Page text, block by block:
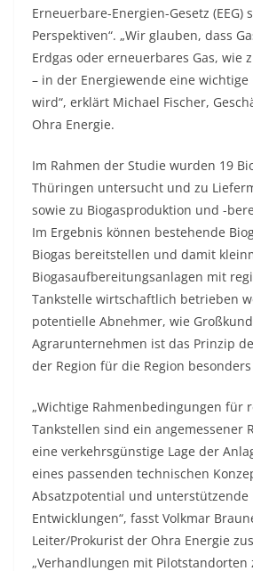
Erneuerbare-Energien-Gesetz (EEG)
Perspektiven“. „Wir glauben, dass
Erdgas oder erneuerbares Gas, wie
– in der Energiewende eine wichtige
wird“, erklärt Michael Fischer,
Ohra Energie.
Im Rahmen der Studie wurden 19
Thüringen untersucht und zu
sowie zu Biogasproduktion und -
Im Ergebnis können bestehende
Biogas bereitstellen und damit
Biogasaufbereitungsanlagen mit
Tankstelle wirtschaftlich betrieben
potentielle Abnehmer, wie
Agrarunternehmen ist das Prinzip
der Region für die Region
„Wichtige Rahmenbedingungen für
Tankstellen sind ein angemessener
eine verkehrsgünstige Lage der
eines passenden technischen
Absatzpotential und unterstützende
Entwicklungen“, fasst Volkmar
Leiter/Prokurist der Ohra Energie
„Verhandlungen mit Pilotstandorten